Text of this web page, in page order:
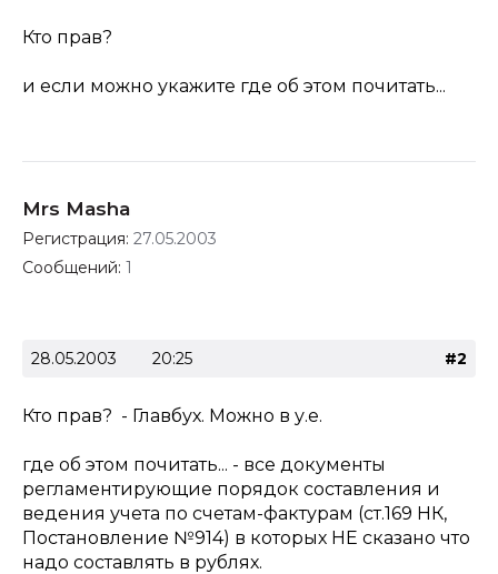
Кто прав?
и если можно укажите где об этом почитать...
Mrs Masha
Регистрация: 27.05.2003
Сообщений: 1
28.05.2003 20:25 #2
Кто прав? - Главбух. Можно в у.е.
где об этом почитать... - все документы
регламентирующие порядок составления и
ведения учета по счетам-фактурам (ст.169 НК,
Постановление №914) в которых НЕ сказано что
надо составлять в рублях.